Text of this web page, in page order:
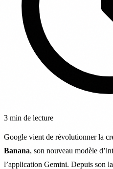
3 min de lecture
Google vient de révolutionner la
Banana, son nouveau modèle
l’application Gemini. Depuis son